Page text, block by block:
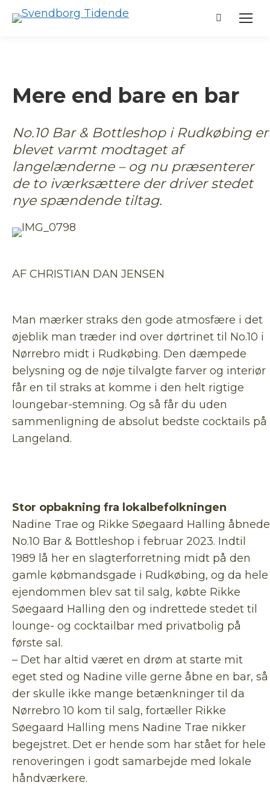
Search:
Mere end bare en bar
No.10 Bar & Bottleshop i Rudkøbing er
blevet varmt modtaget af
langelænderne – og nu præsenterer
de to iværksættere der driver stedet
nye spændende tiltag.
AF CHRISTIAN DAN JENSEN
Man mærker straks den gode atmosfære i det
øjeblik man træder ind over dørtrinet til No.10 i
Nørrebro midt i Rudkøbing. Den dæmpede
belysning og de nøje tilvalgte farver og interiør
får en til straks at komme i den helt rigtige
loungebar-stemning. Og så får du uden
sammenligning de absolut bedste cocktails på
Langeland.
Stor opbakning fra lokalbefolkningen
Nadine Trae og Rikke Søegaard Halling åbnede
No.10 Bar & Bottleshop i februar 2023. Indtil
1989 lå her en slagterforretning midt på den
gamle købmandsgade i Rudkøbing, og da hele
ejendommen blev sat til salg, købte Rikke
Søegaard Halling den og indrettede stedet til
lounge- og cocktailbar med privatbolig på
første sal.
– Det har altid været en drøm at starte mit
eget sted og Nadine ville gerne åbne en bar, så
der skulle ikke mange betænkninger til da
Nørrebro 10 kom til salg, fortæller Rikke
Søegaard Halling mens Nadine Trae nikker
begejstret. Det er hende som har stået for hele
renoveringen i godt samarbejde med lokale
håndværkere.